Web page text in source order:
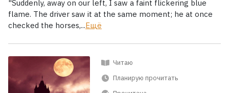
"Suddenly, away on our left, I saw a faint flickering blue
flame. The driver saw it at the same moment; he at once
checked the horses,...Ещё
Читаю
Планирую прочитать